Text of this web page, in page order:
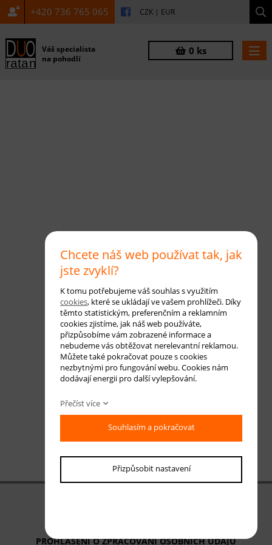
+420 736 765 065 CZK | EUR
Váš specialista
na pohodlí
0 ks
PROHLÁŠENÍ O ZPRACOVÁNÍ OSOBNÍCH ÚDAJŮ
Chcete náš web používat tak, jak
jste zvyklí?
K tomu potřebujeme váš souhlas s využitím
cookies, které se ukládají ve vašem prohlížeči. Díky
těmto statistickým, preferenčním a reklamním
cookies zjistíme, jak náš web používáte,
přizpůsobíme vám zobrazené informace a
nebudeme vás obtěžovat nerelevantní reklamou.
Můžete také pokračovat pouze s cookies
nezbytnými pro fungování webu. Cookies nám
dodávají energii pro další vylepšování.
Přečíst více
Souhlasím a pokračovat
Přizpůsobit nastavení